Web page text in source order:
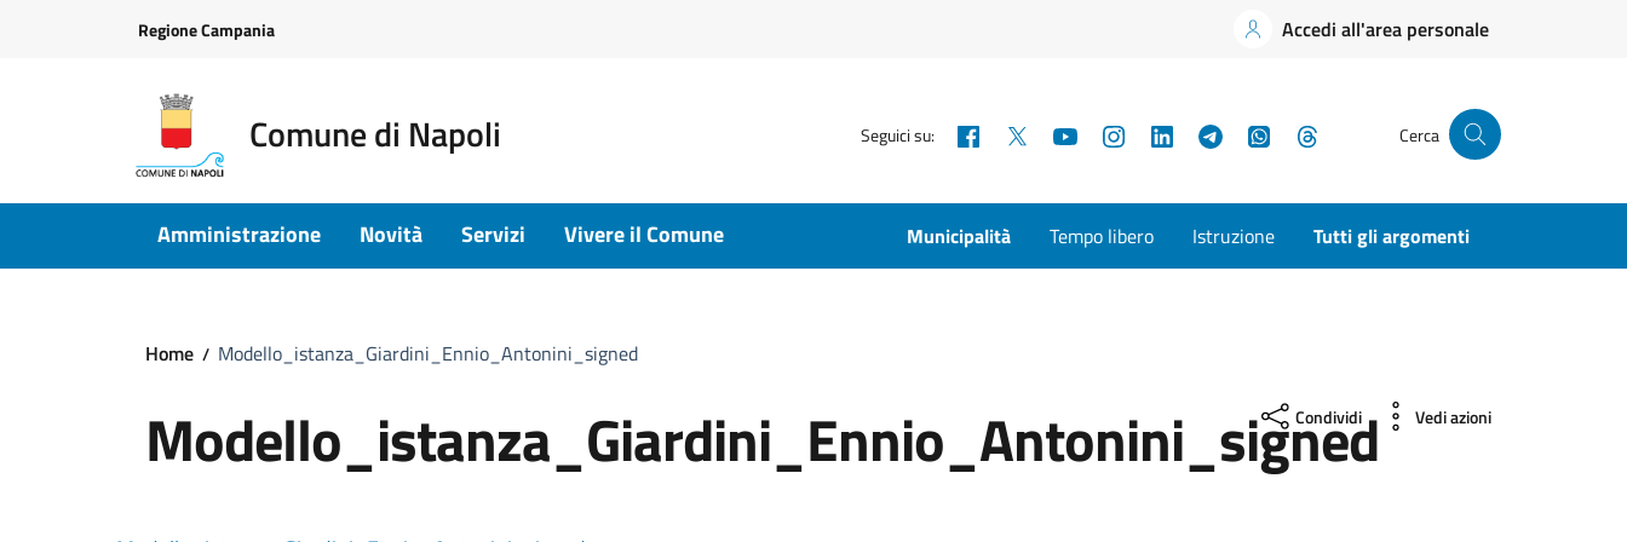
Regione Campania Accedi all'area personale
Comune di Napoli Seguici su: Facebook YouTubeInstagramLinkedInTelegramWhatsApp Cerca
Amministrazione Novità Servizi Vivere il Comune Municipalità Tempo libero Istruzione Tutti gli argomenti
Home Modello_istanza_Giardini_Ennio_Antonini_signed
Modello_istanza_Giardini_Ennio_Antonini_signed
Condividi Vedi azioni